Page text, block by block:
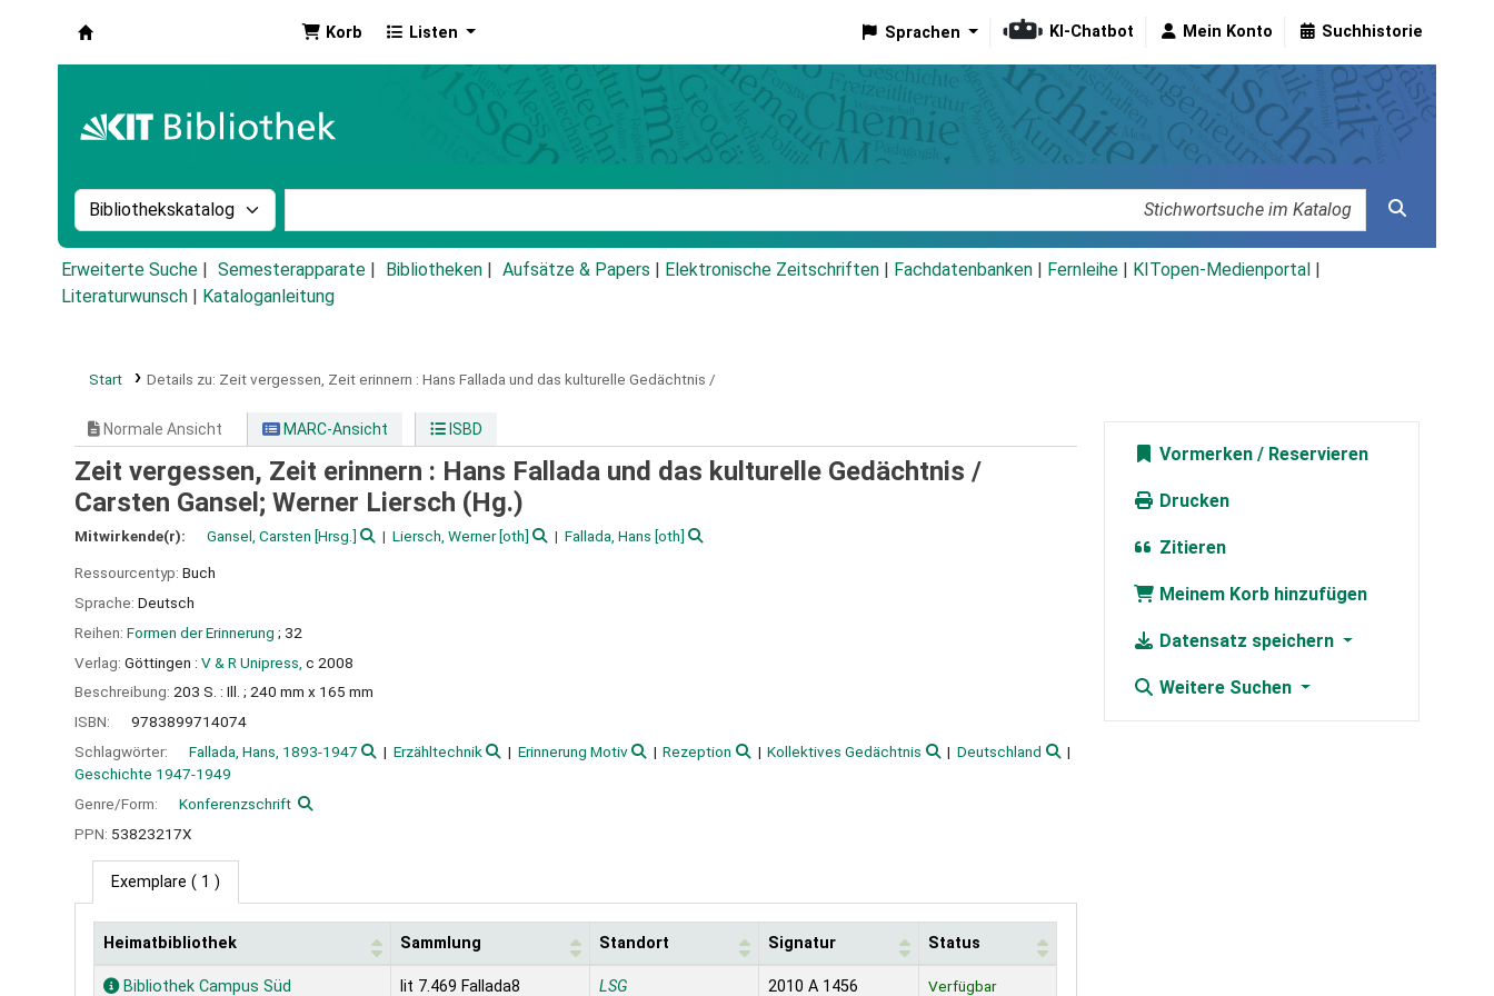
Korb Listen Sprachen KI-Chatbot Mein Konto Suchhistorie
Suche im Katalog nach:
Erweiterte Suche Semesterapparate Bibliotheken Aufsätze & Papers Elektronische Zeitschriften Fachdatenbanken Fernleihe KITopen-Medienportal
Literaturwunsch
Kataloganleitung
Start Details zu: Zeit vergessen, Zeit erinnern : Hans Fallada und das kulturelle Gedächtnis /
Normale Ansicht MARC-Ansicht ISBD
Zeit vergessen, Zeit erinnern : Hans Fallada und das kulturelle Gedächtnis /
Carsten Gansel; Werner Liersch (Hg.)
Mitwirkende(r): Gansel, Carsten [Hrsg.] Liersch, Werner[oth] Fallada, Hans [oth]
Ressourcentyp: Buch
Sprache: Deutsch
Reihen: Formen der Erinnerung ; 32
Verlag: Göttingen : V & R Unipress, c 2008
Beschreibung: 203 S. : Ill. ; 240 mm x 165 mm
ISBN:
9783899714074
Schlagwörter:
Fallada, Hans, 1893-1947 Erzähltechnik Erinnerung Motiv Rezeption Kollektives Gedächtnis
Deutschland
Geschichte 1947-1949
Genre/Form:
Konferenzschrift
PPN: 53823217X
Exemplare ( 1 )
Exemplare
Heimatbibliothek Sammlung Standort Signatur Status
Bibliothek Campus Süd lit 7.469 Fallada8 LSG 2010 A 1456 Verfügbar
Vormerken
Drucken
Zitieren
Meinem Korb hinzufügen
Datensatz speichern
Weitere Suchen